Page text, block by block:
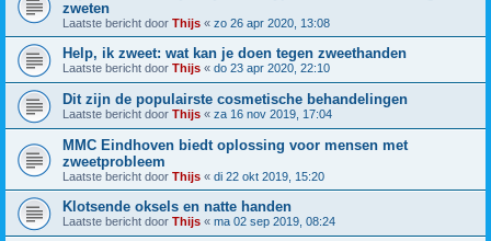
zweten
Laatste bericht door Thijs « zo 26 apr 2020, 13:08
Help, ik zweet: wat kan je doen tegen zweethanden
Laatste bericht door Thijs « do 23 apr 2020, 22:10
Dit zijn de populairste cosmetische behandelingen
Laatste bericht door Thijs « za 16 nov 2019, 17:04
MMC Eindhoven biedt oplossing voor mensen met
zweetprobleem
Laatste bericht door Thijs « di 22 okt 2019, 15:20
Klotsende oksels en natte handen
Laatste bericht door Thijs « ma 02 sep 2019, 08:24